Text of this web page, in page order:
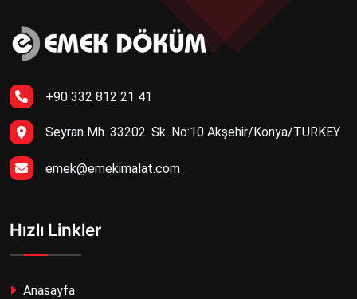
+90 332 812 21 41
Seyran Mh. 33202. Sk. No:10 Akşehir/Konya/TURKEY
emek@emekimalat.com
Hızlı Linkler
Anasayfa